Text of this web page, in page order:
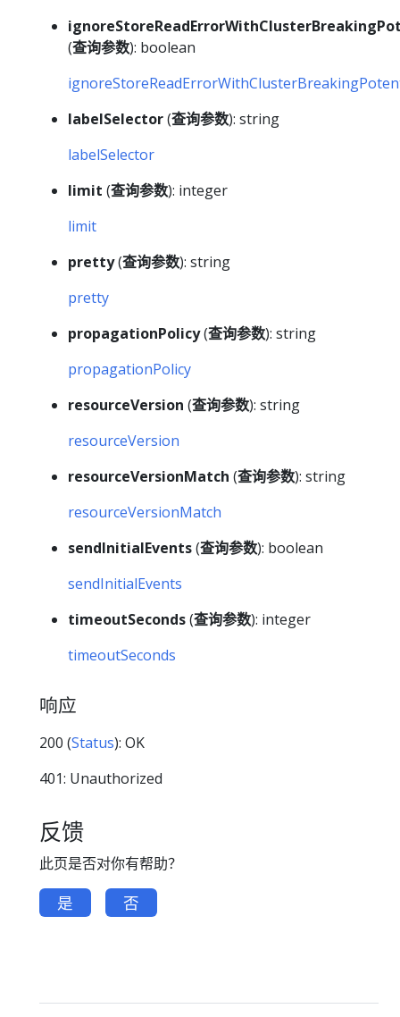
(查询参数): boolean
labelSelector(查询参数): string
labelSelector
limit (查询参数): integer
limit
pretty(查询参数): string
pretty
propagationPolicy(查询参数): string
propagationPolicy
resourceVersion (查询参数): string
resourceVersion
resourceVersionMatch (查询参数): string
resourceVersionMatch
sendInitialEvents(查询参数): boolean
sendInitialEvents
timeoutSeconds(查询参数): integer
timeoutSeconds
响应
200 (Status): OK
401: Unauthorized
反馈
此页是否对你有帮助？
是 否